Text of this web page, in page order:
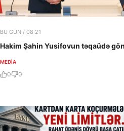
BU GÜN / 08:21
Hakim Şahin Yusifovun təqaüdə
MEDİA
0 0